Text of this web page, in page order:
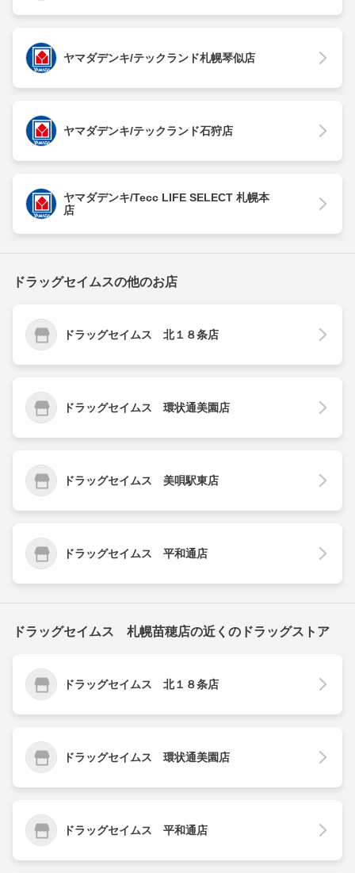
ヤマダデンキ/テックランド札幌琴似店
ヤマダデンキ/テックランド石狩店
ヤマダデンキ/Tecc LIFE SELECT 札幌本
店
ドラッグセイムスの他のお店
ドラッグセイムス 北１８条店
ドラッグセイムス 環状通美園店
ドラッグセイムス 美唄駅東店
ドラッグセイムス 平和通店
ドラッグセイムス 札幌苗穂店の近くのドラッグストア
ドラッグセイムス 北１８条店
ドラッグセイムス 環状通美園店
ドラッグセイムス 平和通店